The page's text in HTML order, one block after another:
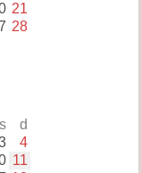
21
28
s d
4
11